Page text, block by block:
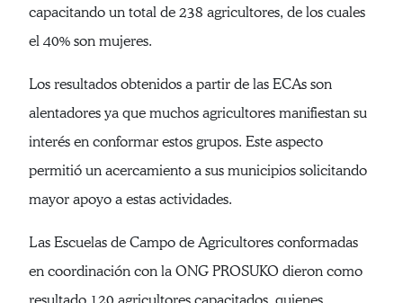
capacitando un total de 238 agricultores, de los cuales
el 40% son mujeres.
Los resultados obtenidos a partir de las ECAs son
alentadores ya que muchos agricultores manifiestan su
interés en conformar estos grupos. Este aspecto
permitió un acercamiento a sus municipios solicitando
mayor apoyo a estas actividades.
Las Escuelas de Campo de Agricultores conformadas
en coordinación con la ONG PROSUKO dieron como